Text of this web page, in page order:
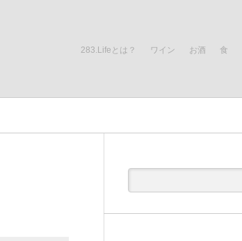
283.Lifeとは？ ワイン お酒 食